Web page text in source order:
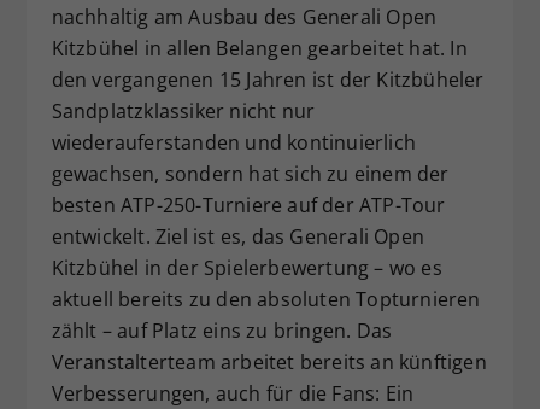
nachhaltig am Ausbau des Generali Open
Kitzbühel in allen Belangen gearbeitet hat. In
den vergangenen 15 Jahren ist der Kitzbüheler
Sandplatzklassiker nicht nur
wiederauferstanden und kontinuierlich
gewachsen, sondern hat sich zu einem der
besten ATP-250-Turniere auf der ATP-Tour
entwickelt. Ziel ist es, das Generali Open
Kitzbühel in der Spielerbewertung – wo es
aktuell bereits zu den absoluten Topturnieren
zählt – auf Platz eins zu bringen. Das
Veranstalterteam arbeitet bereits an künftigen
Verbesserungen, auch für die Fans: Ein